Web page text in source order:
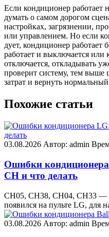
Если кондиционер работает
думать о самом дорогом
настройках, загрязнении,
или управлением. Но если
дует, кондиционер работает
работает и выключается или
отключается, откладывать
проверит систему, тем выше
затрат и вернуть
Похожие статьи
03.08.2026 Автор: admin
Ошибки
CH и что делать
CH05, CH38, CH04, CH33 —
появился на пульте LG, для
03.08.2026 Автор: admin